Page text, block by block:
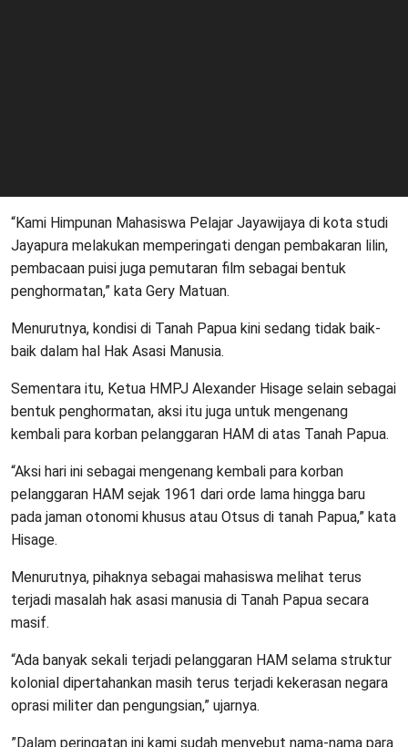
“Kami Himpunan Mahasiswa Pelajar Jayawijaya di kota studi
Jayapura melakukan memperingati dengan pembakaran lilin,
pembacaan puisi juga pemutaran film sebagai bentuk
penghormatan,” kata Gery Matuan.
Menurutnya, kondisi di Tanah Papua kini sedang tidak baik-
baik dalam hal Hak Asasi Manusia.
Sementara itu, Ketua HMPJ Alexander Hisage selain sebagai
bentuk penghormatan, aksi itu juga untuk mengenang
kembali para korban pelanggaran HAM di atas Tanah Papua.
“Aksi hari ini sebagai mengenang kembali para korban
pelanggaran HAM sejak 1961 dari orde lama hingga baru
pada jaman otonomi khusus atau Otsus di tanah Papua,” kata
Hisage.
Menurutnya, pihaknya sebagai mahasiswa melihat terus
terjadi masalah hak asasi manusia di Tanah Papua secara
masif.
“Ada banyak sekali terjadi pelanggaran HAM selama struktur
kolonial dipertahankan masih terus terjadi kekerasan negara
oprasi militer dan pengungsian,” ujarnya.
”Dalam peringatan ini kami sudah menyebut nama-nama para